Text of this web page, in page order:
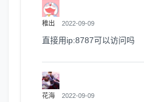
稚出 2022-09-09
直接用ip:8787可以访问吗
花海 2022-09-09